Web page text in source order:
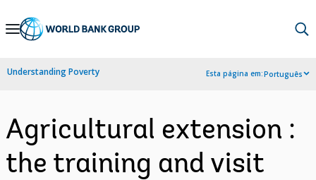
Skip
Navigation
Understanding Poverty Esta página em:Português
Agricultural extension :
the training and visit